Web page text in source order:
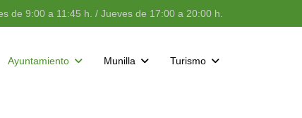
de 9:00 a 11:45 h. / Jueves de 17:00 a 20:00 h.
Ayuntamiento Munilla Turismo